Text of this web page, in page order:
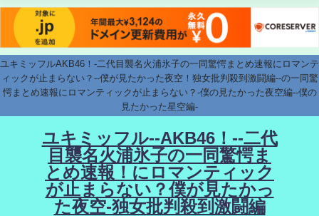
ユキミッフルAKB46！-二代目襲名火浦氷子の一同驚愕まとめ速報にロマンテ
ィックが止まらない？--僕が見たかった夜空！独女批判殺到激闘編--の一同驚
愕まとめ速報にロマンティックが止まらない？-僕の見たかった夜空編--僕の
見たかった星空編-
ユキミッフル--AKB46！--二代
目襲名火浦氷子の一同驚愕ま
とめ速報！にロマンティック
が止まらない？僕が見たかっ
た夜空-独女批判殺到激闘編